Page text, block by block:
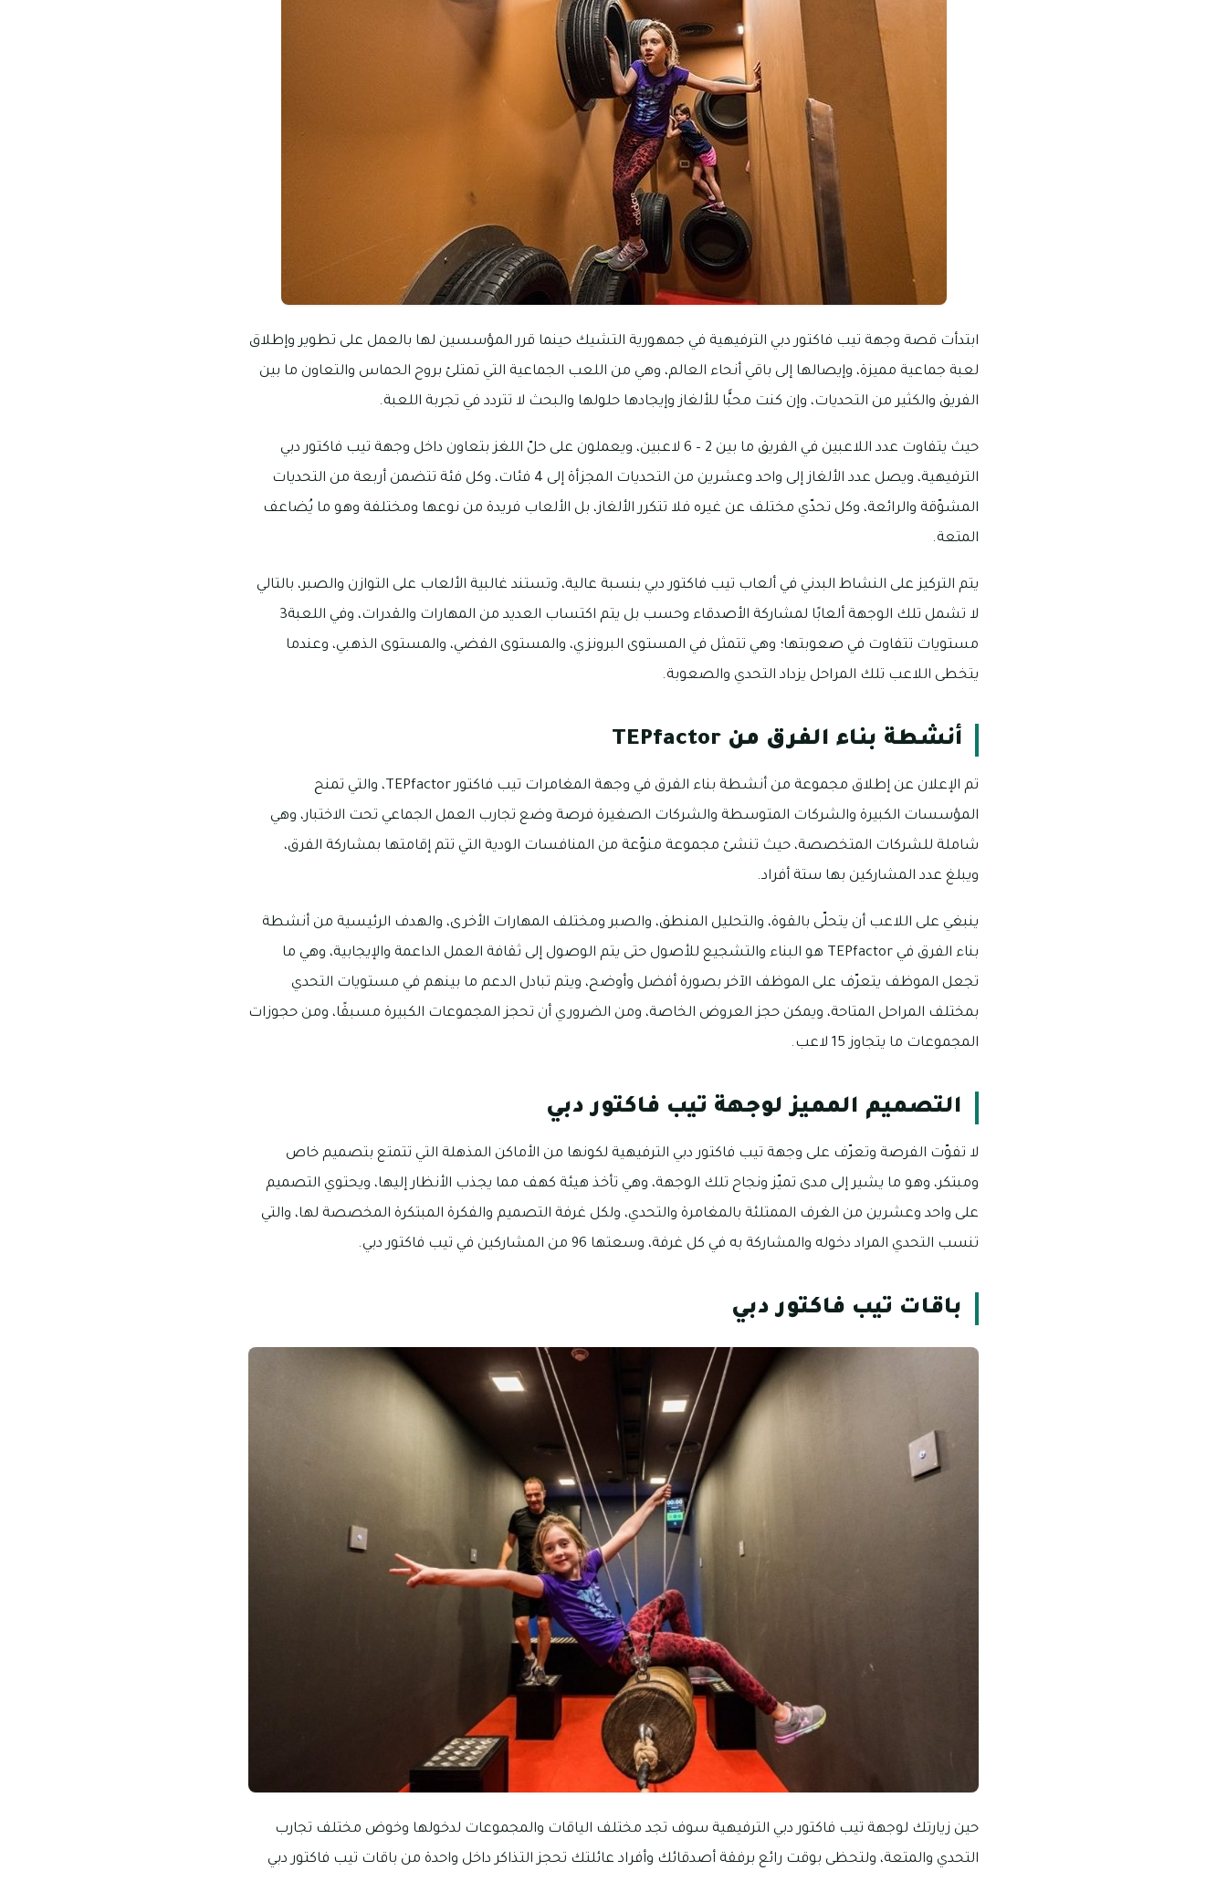
ابتدأت قصة وجهة تيب فاكتور دبي الترفيهية في جمهورية التشيك حينما قرر المؤسسين لها بالعمل على تطوير وإطلاق
لعبة جماعية مميزة، وإيصالها إلى باقي أنحاء العالم، وهي من اللعب الجماعية التي تمتلئ بروح الحماس والتعاون ما بين
الفريق والكثير من التحديات، وإن كنت محبًّا للألغاز وإيجادها حلولها والبحث لا تتردد في تجربة اللعبة.
حيث يتفاوت عدد اللاعبين في الفريق ما بين 2 – 6 لاعبين، ويعملون على حلّ اللغز بتعاون داخل وجهة تيب فاكتور دبي
الترفيهية، ويصل عدد الألغاز إلى واحد وعشرين من التحديات المجزأة إلى 4 فئات، وكل فئة تتضمن أربعة من التحديات
المشوّقة والرائعة، وكل تحدّي مختلف عن غيره فلا تتكرر الألغاز، بل الألعاب فريدة من نوعها ومختلفة وهو ما يُضاعف
المتعة.
يتم التركيز على النشاط البدني في ألعاب تيب فاكتور دبي بنسبة عالية، وتستند غالبية الألعاب على التوازن والصبر، بالتالي
لا تشمل تلك الوجهة ألعابًا لمشاركة الأصدقاء وحسب بل يتم اكتساب العديد من المهارات والقدرات، وفي اللعبة3
مستويات تتفاوت في صعوبتها؛ وهي تتمثل في المستوى البرونزي، والمستوى الفضي، والمستوى الذهبي، وعندما
يتخطى اللاعب تلك المراحل يزداد التحدي والصعوبة.
أنشطة بناء الفرق من TEPfactor
تم الإعلان عن إطلاق مجموعة من أنشطة بناء الفرق في وجهة المغامرات تيب فاكتور TEPfactor، والتي تمنح
المؤسسات الكبيرة والشركات المتوسطة والشركات الصغيرة فرصة وضع تجارب العمل الجماعي تحت الاختبار، وهي
شاملة للشركات المتخصصة، حيث تنشئ مجموعة منوّعة من المنافسات الودية التي تتم إقامتها بمشاركة الفرق،
ويبلغ عدد المشاركين بها ستة أفراد.
ينبغي على اللاعب أن يتحلّى بالقوة، والتحليل المنطق، والصبر ومختلف المهارات الأخرى، والهدف الرئيسية من أنشطة
بناء الفرق في TEPfactor هو البناء والتشجيع للأصول حتى يتم الوصول إلى ثقافة العمل الداعمة والإيجابية، وهي ما
تجعل الموظف يتعرّف على الموظف الآخر بصورة أفضل وأوضح، ويتم تبادل الدعم ما بينهم في مستويات التحدي
بمختلف المراحل المتاحة، ويمكن حجز العروض الخاصة، ومن الضروري أن تحجز المجموعات الكبيرة مسبقًا، ومن حجوزات
المجموعات ما يتجاوز 15 لاعب.
التصميم المميز لوجهة تيب فاكتور دبي
لا تفوّت الفرصة وتعرّف على وجهة تيب فاكتور دبي الترفيهية لكونها من الأماكن المذهلة التي تتمتع بتصميم خاص
ومبتكر، وهو ما يشير إلى مدى تميّز ونجاح تلك الوجهة، وهي تأخذ هيئة كهف مما يجذب الأنظار إليها، ويحتوي التصميم
على واحد وعشرين من الغرف الممتلئة بالمغامرة والتحدي، ولكل غرفة التصميم والفكرة المبتكرة المخصصة لها، والتي
تنسب التحدي المراد دخوله والمشاركة به في كل غرفة، وسعتها 96 من المشاركين في تيب فاكتور دبي.
باقات تيب فاكتور دبي
حين زيارتك لوجهة تيب فاكتور دبي الترفيهية سوف تجد مختلف الياقات والمجموعات لدخولها وخوض مختلف تجارب
التحدي والمتعة، ولتحظى بوقت رائع برفقة أصدقائك وأفراد عائلتك تحجز التذاكر داخل واحدة من باقات تيب فاكتور دبي